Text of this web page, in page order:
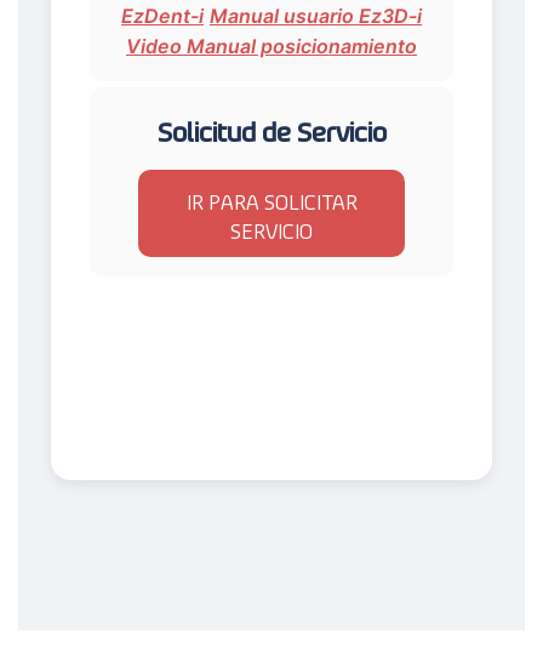
EzDent-i Manual usuario Ez3D-i
Video Manual posicionamiento
Solicitud de Servicio
IR PARA SOLICITAR
SERVICIO